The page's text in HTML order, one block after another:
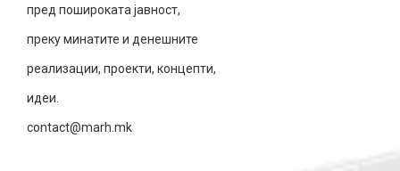
пред пошироката јавност,
преку минатите и денешните
реализации, проекти, концепти,
идеи.
contact@marh.mk